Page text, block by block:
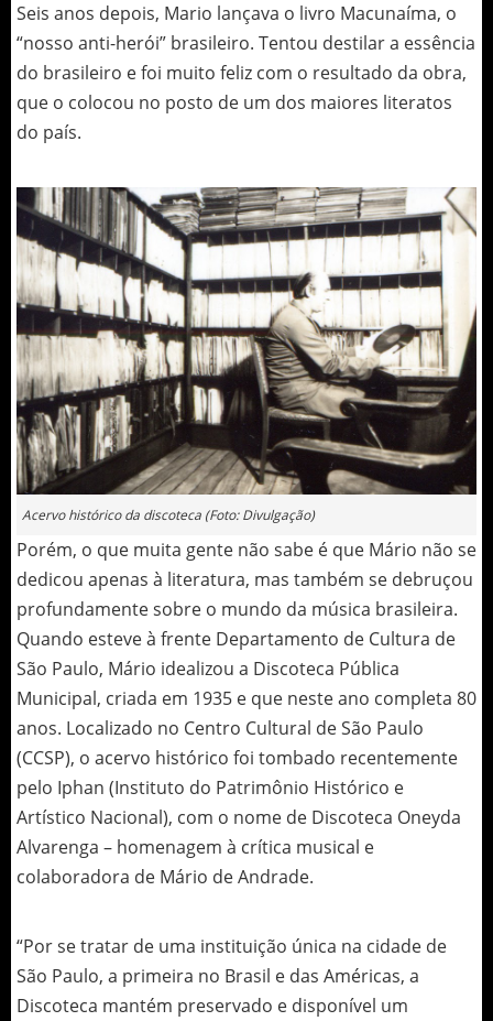
Seis anos depois, Mario lançava o livro Macunaíma, o
“nosso anti-herói” brasileiro. Tentou destilar a essência
do brasileiro e foi muito feliz com o resultado da obra,
que o colocou no posto de um dos maiores literatos
do país.
Acervo histórico da discoteca (Foto: Divulgação)
Porém, o que muita gente não sabe é que Mário não se
dedicou apenas à literatura, mas também se debruçou
profundamente sobre o mundo da música brasileira.
Quando esteve à frente Departamento de Cultura de
São Paulo, Mário idealizou a Discoteca Pública
Municipal, criada em 1935 e que neste ano completa 80
anos. Localizado no Centro Cultural de São Paulo
(CCSP), o acervo histórico foi tombado recentemente
pelo Iphan (Instituto do Patrimônio Histórico e
Artístico Nacional), com o nome de Discoteca Oneyda
Alvarenga – homenagem à crítica musical e
colaboradora de Mário de Andrade.
“Por se tratar de uma instituição única na cidade de
São Paulo, a primeira no Brasil e das Américas, a
Discoteca mantém preservado e disponível um